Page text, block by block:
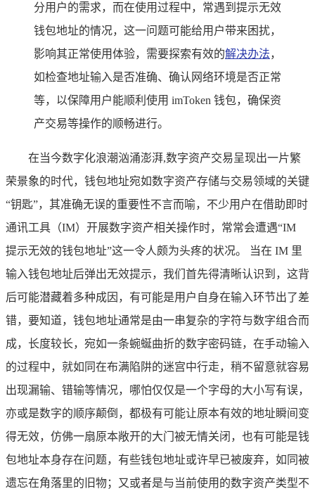
分用户的需求，而在使用过程中，常遇到提示无效
钱包地址的情况，这一问题可能给用户带来困扰，
影响其正常使用体验，需要探索有效的解决办法，
如检查地址输入是否准确、确认网络环境是否正常
等，以保障用户能顺利使用 imToken 钱包，确保资
产交易等操作的顺畅进行。
在当今数字化浪潮汹涌澎湃,数字资产交易呈现出一片繁
荣景象的时代，钱包地址宛如数字资产存储与交易领域的关键
“钥匙”，其准确无误的重要性不言而喻，不少用户在借助即时
通讯工具（IM）开展数字资产相关操作时，常常会遭遇“IM
提示无效的钱包地址”这一令人颇为头疼的状况。 当在 IM 里
输入钱包地址后弹出无效提示，我们首先得清晰认识到，这背
后可能潜藏着多种成因，有可能是用户自身在输入环节出了差
错，要知道，钱包地址通常是由一串复杂的字符与数字组合而
成，长度较长，宛如一条蜿蜒曲折的数字密码链，在手动输入
的过程中，就如同在布满陷阱的迷宫中行走，稍不留意就容易
出现漏输、错输等情况，哪怕仅仅是一个字母的大小写有误，
亦或是数字的顺序颠倒，都极有可能让原本有效的地址瞬间变
得无效，仿佛一扇原本敞开的大门被无情关闭，也有可能是钱
包地址本身存在问题，有些钱包地址或许早已被废弃，如同被
遗忘在角落里的旧物；又或者是与当前使用的数字资产类型不